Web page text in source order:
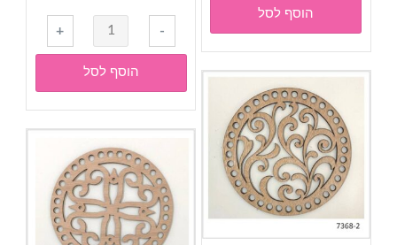
תחתית
עץ
לסריגה
-
גוון
טבעי-
עיגול
-
20
ס"מ
הוסף לסל
-
כמות
של
תחתית
עץ
לסריגה-
עיגול
מנדלה-
20
ס"מ-
דגם
01
+
הוסף לסל